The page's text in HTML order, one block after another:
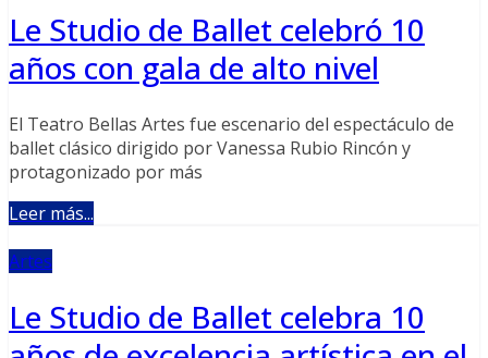
Le Studio de Ballet celebró 10
años con gala de alto nivel
El Teatro Bellas Artes fue escenario del espectáculo de
ballet clásico dirigido por Vanessa Rubio Rincón y
protagonizado por más
Leer más...
Artes
Le Studio de Ballet celebra 10